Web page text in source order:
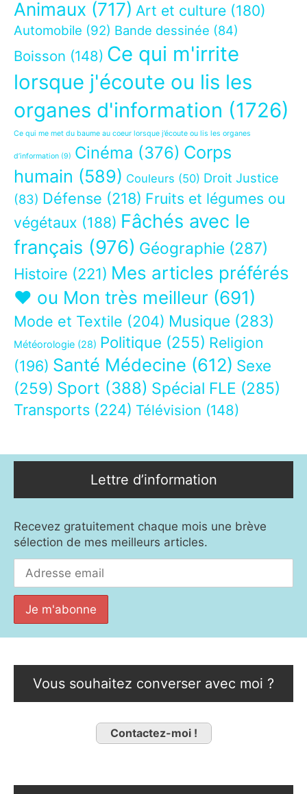
Animaux (717) Art et culture (180)
Automobile (92) Bande dessinée (84)
Boisson (148) Ce qui m'irrite
lorsque j'écoute ou lis les
organes d'information (1726)
Ce qui me met du baume au coeur lorsque j’écoute ou lis les organes
d’information (9) Cinéma (376) Corps
humain (589) Couleurs (50) Droit Justice
(83) Défense (218) Fruits et légumes ou
végétaux (188) Fâchés avec le
français (976) Géographie (287)
Histoire (221) Mes articles préférés
❤ ou Mon très meilleur (691)
Mode et Textile (204) Musique (283)
Météorologie (28) Politique (255) Religion
(196) Santé Médecine (612) Sexe
(259) Sport (388) Spécial FLE (285)
Transports (224) Télévision (148)
Lettre d’information
Recevez gratuitement chaque mois une brève
sélection de mes meilleurs articles.
Vous souhaitez converser avec moi ?
Contactez-moi !